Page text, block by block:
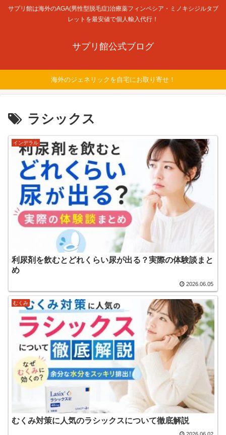
サプリ館は海外のAGA(男性型脱毛症)治療薬フィンペシア・ミノキシジルタブ
レットを最安値で個人輸入代行！
サプリ館公式ブログ
海外のジェネリックを自宅にお取り寄せ！
ラシックス
インデラル
利尿剤を飲むとどれくらい尿が出る？実際の体験談まと
め
2026.06.05
むくみ
むくみ対策に人気のラシックスについて徹底解説